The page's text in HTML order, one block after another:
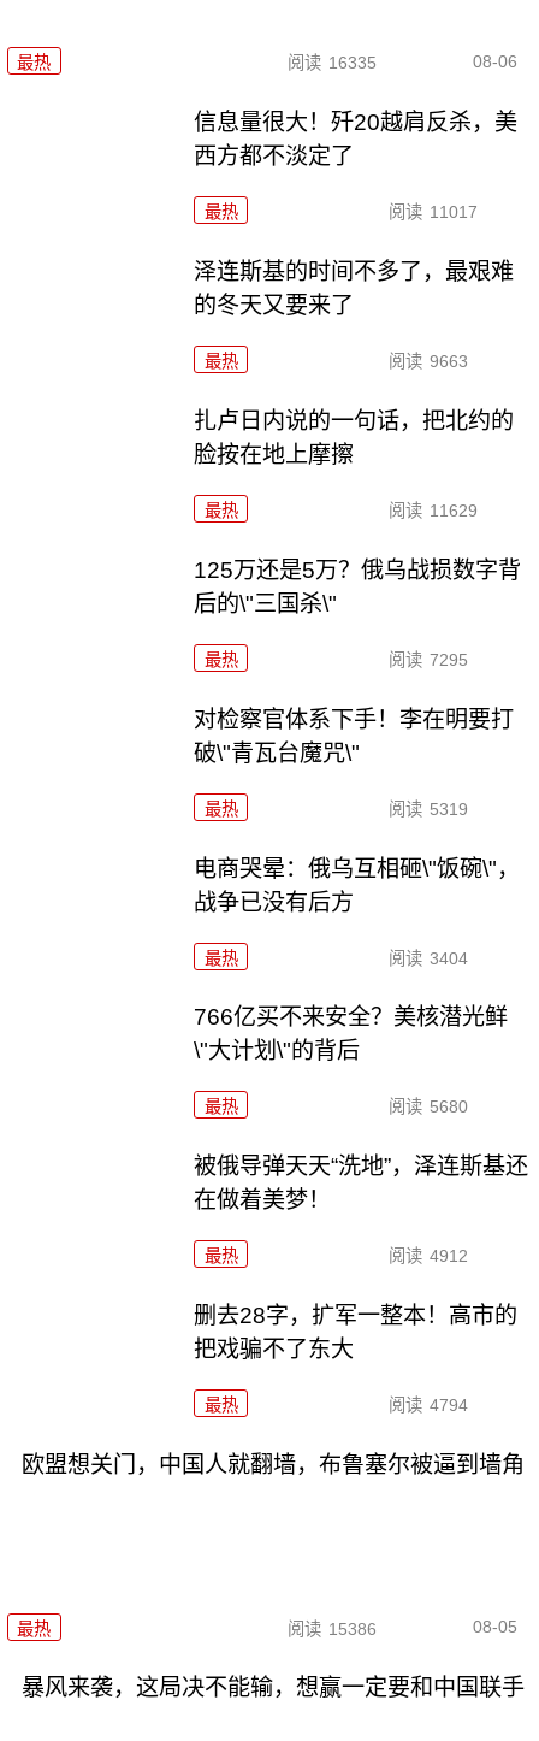
最热 阅读 16335 08-06
信息量很大！歼20越肩反杀，美
西方都不淡定了
最热 阅读 11017
泽连斯基的时间不多了，最艰难
的冬天又要来了
最热 阅读 9663
扎卢日内说的一句话，把北约的
脸按在地上摩擦
最热 阅读 11629
125万还是5万？俄乌战损数字背
后的\"三国杀\"
最热 阅读 7295
对检察官体系下手！李在明要打
破\"青瓦台魔咒\"
最热 阅读 5319
电商哭晕：俄乌互相砸\"饭碗\"，
战争已没有后方
最热 阅读 3404
766亿买不来安全？美核潜光鲜
\"大计划\"的背后
最热 阅读 5680
被俄导弹天天“洗地”，泽连斯基还
在做着美梦！
最热 阅读 4912
删去28字，扩军一整本！高市的
把戏骗不了东大
最热 阅读 4794
欧盟想关门，中国人就翻墙，布鲁塞尔被逼到墙角
最热 阅读 15386 08-05
暴风来袭，这局决不能输，想赢一定要和中国联手